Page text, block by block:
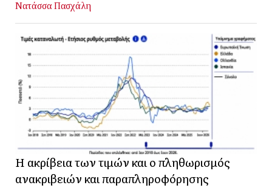
Νατάσσα Πασχάλη
Η ακρίβεια των τιμών και ο πληθωρισμός
ανακριβειών και παραπληροφόρησης